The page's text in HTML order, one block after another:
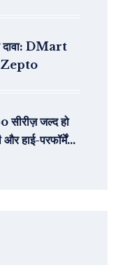
DMart
Zepto
जल्द हो
और हाई-परफॉर्मेंस